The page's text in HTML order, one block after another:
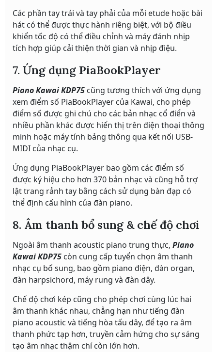
Các phần tay trái và tay phải của mỗi etude hoặc bài
hát có thể được thực hành riêng biệt, với bộ điều
khiển tốc độ có thể điều chỉnh và máy đánh nhịp
tích hợp giúp cải thiện thời gian và nhịp điệu.
7. Ứng dụng PiaBookPlayer
Piano Kawai KDP75 cũng tương thích với ứng dụng
xem điểm số PiaBookPlayer của Kawai, cho phép
điểm số được ghi chú cho các bản nhạc cổ điển và
nhiều phần khác được hiển thị trên điện thoại thông
minh hoặc máy tính bảng thông qua kết nối USB-
MIDI của nhạc cụ.
Ứng dụng PiaBookPlayer bao gồm các điểm số
được ký hiệu cho hơn 370 bản nhạc và cũng hỗ trợ
lật trang rảnh tay bằng cách sử dụng bàn đạp có
thể định cấu hình của đàn piano.
8. Âm thanh bổ sung & chế độ chơi
Ngoài âm thanh acoustic piano trung thực, Piano
Kawai KDP75 còn cung cấp tuyển chọn âm thanh
nhạc cụ bổ sung, bao gồm piano điện, đàn organ,
đàn harpsichord, máy rung và đàn dây.
Chế độ chơi kép cũng cho phép chơi cùng lúc hai
âm thanh khác nhau, chẳng hạn như tiếng đàn
piano acoustic và tiếng hòa tấu dây, để tạo ra âm
thanh phức tạp hơn, truyền cảm hứng cho sự sáng
tạo âm nhạc thậm chí còn lớn hơn.